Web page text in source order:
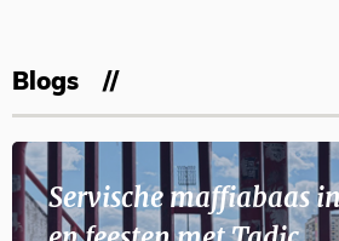
Blogs
Servische maffiabaas